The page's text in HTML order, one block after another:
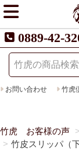
0889-42-
お問い合わせ 竹虎
竹虎 お客様の声
竹皮スリッパ（